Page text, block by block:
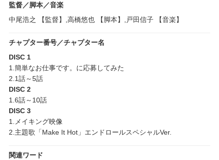
監督／脚本／音楽
中尾浩之 【監督】,高橋悠也 【脚本】,戸田信子 【音楽】
チャプター番号／チャプター名
DISC 1
1.簡単なお仕事です。に応募してみた
2.1話～5話
DISC 2
1.6話～10話
DISC 3
1.メイキング映像
2.主題歌「Make It Hot」エンドロールスペシャルVer.
関連ワード